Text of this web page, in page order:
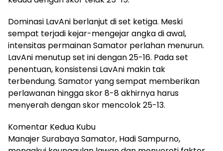
Dominasi LavAni berlanjut di set ketiga. Meski
sempat terjadi kejar-mengejar angka di awal,
intensitas permainan Samator perlahan menurun.
LavAni menutup set ini dengan 25-16. Pada set
penentuan, konsistensi LavAni makin tak
terbendung. Samator yang sempat memberikan
perlawanan hingga skor 8-8 akhirnya harus
menyerah dengan skor mencolok 25-13.
Komentar Kedua Kubu
Manajer Surabaya Samator, Hadi Sampurno,